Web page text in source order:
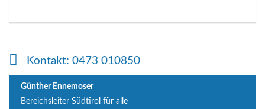
Kontakt: 0473 010850
Günther Ennemoser
Bereichsleiter Südtirol für alle